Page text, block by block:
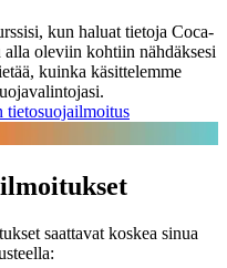
kun haluat tietoja Coca-
oleviin kohtiin nähdäksesi
kuinka käsittelemme
tietosuojailmoitus
saattavat koskea sinua